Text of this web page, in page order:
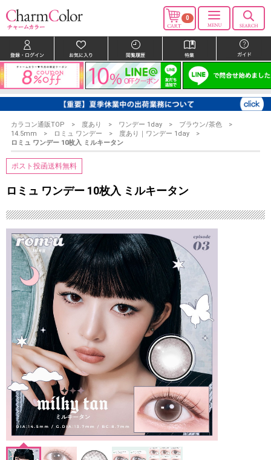
0
カラコン通販TOP 度あり ワンデー 1day
ブラウン/茶色
14.5mm
ロミュ ワンデー
度あり｜ワンデー 1day
ロミュ ワンデー 10枚入 ミルキータン
ポスト投函送料無料
ロミュ ワンデー 10枚入 ミルキータン